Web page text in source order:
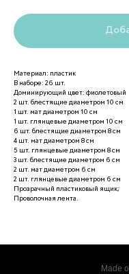
Материал: пластик
В наборе: 26 шт.
Доминирующий цвет: фиолетовый
2 шт. блестящие диаметром 10 см
1 шт. мат диаметром 10 см
1 шт. глянцевые диаметром 10 см
6 шт. блестящие диаметром 8 см
4 шт. мат диаметром 8 см
5 шт. глянцевые диаметром 8 см
3 шт. блестящие диаметром 6 см
2 шт. мат диаметром 6 см
2 шт. глянцевые диаметром 6 см
Прозрачный пластиковый ящик;
Проволочная лента.
Made